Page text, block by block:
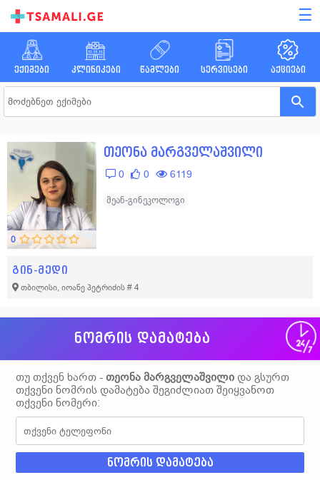
☰
ექიმები კლინიკები წამლები სერვისები აქციები
0
თეონა მარგველაშვილი
0 0 6119
მეან-გინეკოლოგი
გინ-მედი
თბილისი, იოანე პეტრიძის # 4
ნომრის დამატება
თუ თქვენ ხართ -თეონა მარგველაშვილიდა გსურთ
თქვენი ნომრის დამატება შეგიძლიათ შეიყვანოთ
თქვენი ნომერი: